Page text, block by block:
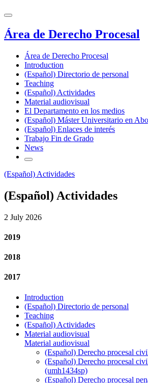
Área de Derecho Procesal
Área de Derecho Procesal
Introduction
(Español) Directorio de personal
Teaching
(Español) Actividades
Material audiovisual
El Departamento en los medios
(Español) Máster Universitario en
(Español) Enlaces de interés
Trabajo Fin de Grado
News
(Español) Actividades
(Español) Actividades
2 July 2026
2019
2018
2017
Introduction
(Español) Directorio de personal
Teaching
(Español) Actividades
Material audiovisual
Material audiovisual
(Español) Derecho procesal
(Español) Derecho procesal
(umh1434sp)
(Español) Derecho procesal